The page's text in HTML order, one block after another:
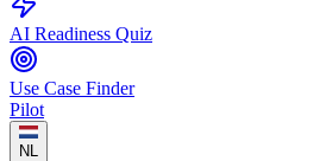
AI Readiness Quiz
Use Case Finder
Pilot
NL